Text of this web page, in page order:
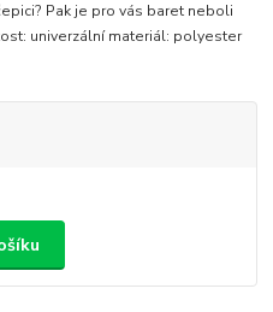
Pak je pro vás baret neboli
univerzální materiál: polyester